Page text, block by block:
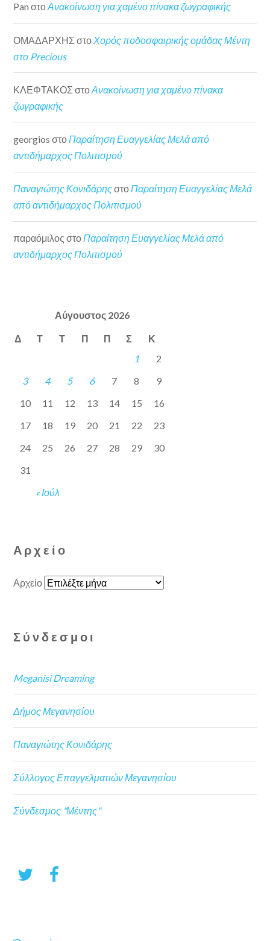
Pan στοΑνακοίνωση για χαμένο πίνακα ζωγραφικής
ΟΜΑΔΑΡΧΗΣ στο Χορός ποδοσφαιρικής ομάδας Μέντη
στο Precious
ΚΛΕΦΤΑΚΟΣ στοΑνακοίνωση για χαμένο πίνακα
ζωγραφικής
georgios στοΠαραίτηση Ευαγγελίας Μελά από
αντιδήμαρχος Πολιτισμού
Παναγιώτης ΚονιδάρηςστοΠαραίτηση Ευαγγελίας Μελά
από αντιδήμαρχος Πολιτισμού
παραόμιλος στοΠαραίτηση Ευαγγελίας Μελά από
αντιδήμαρχος Πολιτισμού
Αύγουστος 2026
Δ Τ Τ Π Π Σ Κ
« Ιούλ
1
2
3
4 5 6 7 8
9
10
11 12 13 14 15
16
17
18 19 20 21 22
23
24
25 26 27 28 29
30
31
Αρχείο
Αρχείο
Σύνδεσμοι
Meganisi Dreaming
Δήμος Μεγανησίου
Παναγιώτης Κονιδάρης
Σύλλογος Επαγγελματιών Μεγανησίου
Σύνδεσμος "Μέντης"